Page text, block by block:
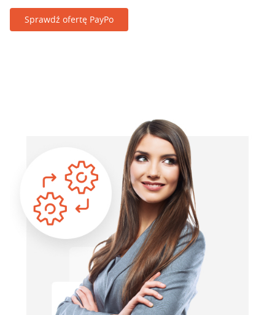
Sprawdź ofertę PayPo